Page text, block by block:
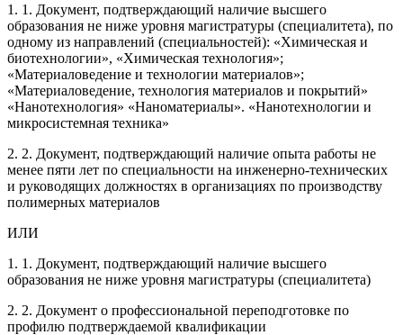
1. 1. Документ, подтверждающий наличие высшего
образования не ниже уровня магистратуры (специалитета), по
одному из направлений (специальностей): «Химическая и
биотехнологии», «Химическая технология»;
«Материаловедение и технологии материалов»;
«Материаловедение, технология материалов и покрытий»
«Нанотехнология» «Наноматериалы». «Нанотехнологии и
микросистемная техника»
2. 2. Документ, подтверждающий наличие опыта работы не
менее пяти лет по специальности на инженерно-технических
и руководящих должностях в организациях по производству
полимерных материалов
ИЛИ
1. 1. Документ, подтверждающий наличие высшего
образования не ниже уровня магистратуры (специалитета)
2. 2. Документ о профессиональной переподготовке по
профилю подтверждаемой квалификации